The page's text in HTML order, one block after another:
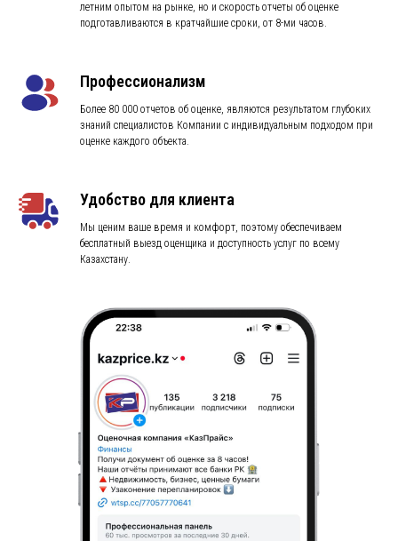
летним опытом на рынке, но и скорость отчеты об оценке
подготавливаются в кратчайшие сроки, от 8-ми часов.
Профессионализм
Более 80 000 отчетов об оценке, являются результатом глубоких
знаний специалистов Компании с индивидуальным подходом при
оценке каждого объекта.
Удобство для клиента
Мы ценим ваше время и комфорт, поэтому обеспечиваем
бесплатный выезд оценщика и доступность услуг по всему
Казахстану.